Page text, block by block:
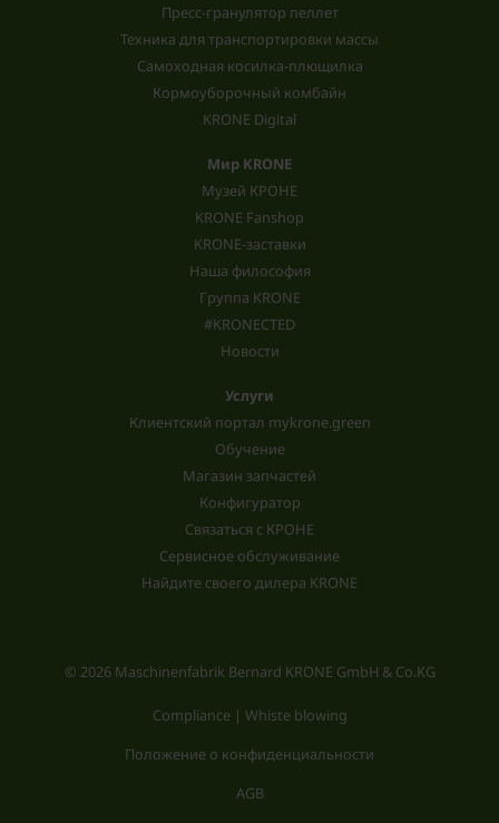
Пресс-гранулятор пеллет
Техника для транспортировки массы
Самоходная косилка-плющилка
Кормоуборочный комбайн
KRONE Digital
Мир KRONE
Музей КРОНЕ
KRONE Fanshop
KRONE-заставки
Наша философия
Группа KRONE
#KRONECTED
Новости
Услуги
Клиентский портал mykrone.green
Обучение
Магазин запчастей
Конфигуратор
Связаться с КРОНЕ
Сервисное обслуживание
Найдите своего дилера KRONE
© 2026 Maschinenfabrik Bernard KRONE GmbH & Co.KG
Compliance | Whiste blowing
Положение о конфиденциальности
AGB